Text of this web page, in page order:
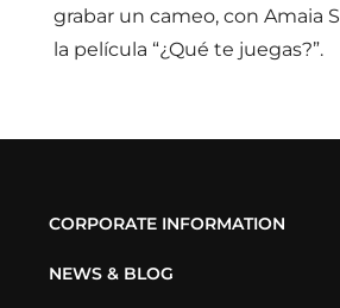
grabar un cameo, con Amaia
la película “¿Qué te juegas?”.
CORPORATE INFORMATION
NEWS & BLOG